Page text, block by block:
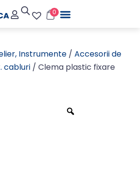
0
Instrumente / Accesorii de
cabluri / Clema plastic fixare